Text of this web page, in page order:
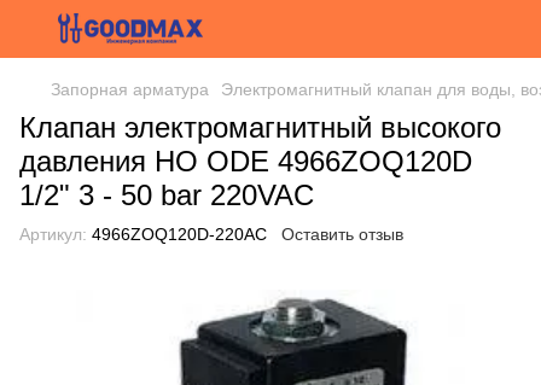
Запорная арматура Электромагнитный клапан для воды,
Клапан электромагнитный высокого
давления НО ODE 4966ZOQ120D
1/2" 3 - 50 bar 220VAC
Артикул: 4966ZOQ120D-220AC Оставить отзыв